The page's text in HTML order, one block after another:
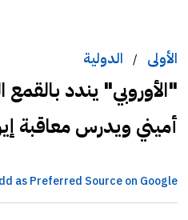
الأولى / الدولية
"الأوروبي" يندد بالقمع
أميني ويدرس معاقبة
as Preferred Source on Google